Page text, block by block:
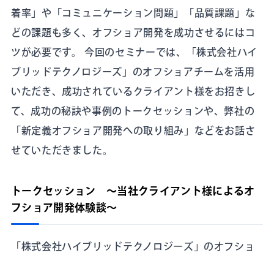
着率」や「コミュニケーション問題」「品質課題」な
どの課題も多く、オフショア開発を成功させるにはコ
ツが必要です。 今回のセミナーでは、「株式会社ハイ
ブリッドテクノロジーズ」のオフショアチームを活用
いただき、成功されているクライアント様をお招きし
て、成功の秘訣や事例のトークセッションや、弊社の
「新定義オフショア開発への取り組み」などをお話さ
せていただきました。
トークセッション 〜当社クライアント様によるオ
フショア開発体験談〜
「株式会社ハイブリッドテクノロジーズ」のオフショ